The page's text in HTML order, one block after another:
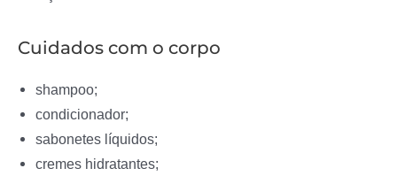
Cuidados com o corpo
shampoo;
condicionador;
sabonetes líquidos;
cremes hidratantes;